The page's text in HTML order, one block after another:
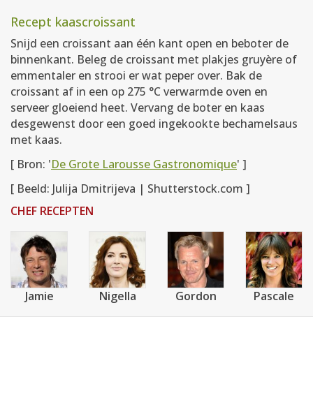
Recept kaascroissant
Snijd een croissant aan één kant open en beboter de
binnenkant. Beleg de croissant met plakjes gruyère of
emmentaler en strooi er wat peper over. Bak de
croissant af in een op 275 °C verwarmde oven en
serveer gloeiend heet. Vervang de boter en kaas
desgewenst door een goed ingekookte bechamelsaus
met kaas.
[ Bron: 'De Grote Larousse Gastronomique' ]
[ Beeld: Julija Dmitrijeva | Shutterstock.com ]
CHEF RECEPTEN
Jamie Nigella Gordon Pascale